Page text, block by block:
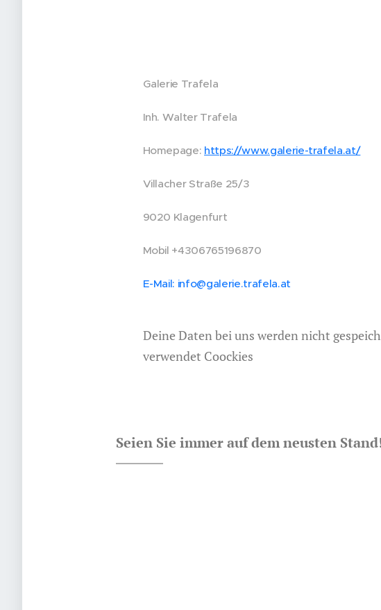
Galerie Trafela
Inh. Walter Trafela
Homepage: https://www.galerie-trafela.at/
Villacher Straße 25/3
9020 Klagenfurt
Mobil +4306765196870
E-Mail: info@galerie.trafela.at
Deine Daten bei uns werden nicht
verwendet Coockies
Seien Sie immer auf dem neusten